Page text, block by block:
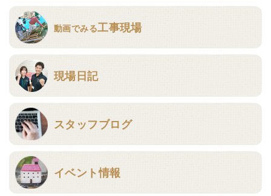
動画でみる工事現場
現場日記
スタッフブログ
イベント情報